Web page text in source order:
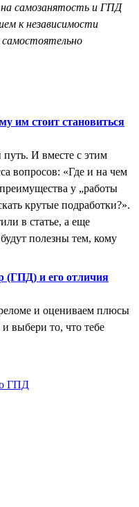
самозанятость и ГПД
к независимости
им стоит становиться
И вместе с этим
вопросов: «Где и на чем
у „работы
крутые подработки?».
в статье, а еще
полезны тем, кому
(ГПД) и его отличия
и оцениваем плюсы
то, что тебе
ГПД